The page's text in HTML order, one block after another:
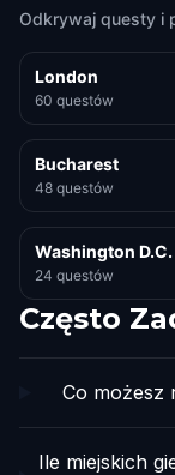
Odkrywaj questy i
London
60 questów
Bucharest
48 questów
Washington D.C.
24 questów
Często
Co możesz
Ile miejskich